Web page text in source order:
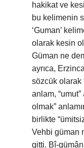
hakikat ve
bu kelimenin
‘Guman’
olarak kesin
Güman ne
ayrıca,
sözcük olarak
anlam,
olmak”
birlikte
Vehbi güman
gitti. Bî-